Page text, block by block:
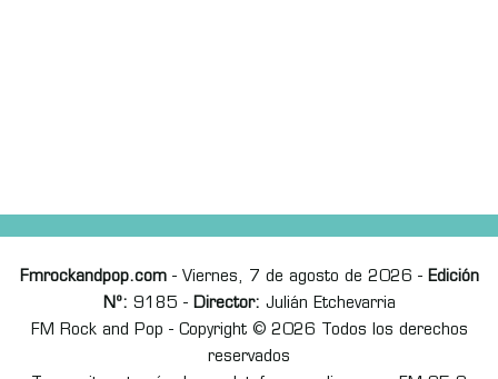
Fmrockandpop.com- Viernes, 7 de agosto de 2026 - Edición
Nº: 9185 - Director: Julián Etchevarria
FM Rock and Pop - Copyright © 2026 Todos los derechos
reservados